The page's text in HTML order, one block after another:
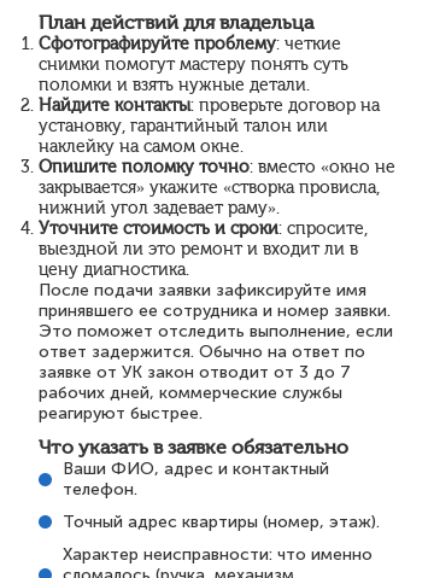
План действий для владельца
Сфотографируйте проблему: четкие
снимки помогут мастеру понять суть
поломки и взять нужные детали.
Найдите контакты: проверьте договор на
установку, гарантийный талон или
наклейку на самом окне.
Опишите поломку точно: вместо «окно не
закрывается» укажите «створка провисла,
нижний угол задевает раму».
Уточните стоимость и сроки: спросите,
выездной ли это ремонт и входит ли в
цену диагностика.
После подачи заявки зафиксируйте имя
принявшего ее сотрудника и номер заявки.
Это поможет отследить выполнение, если
ответ задержится. Обычно на ответ по
заявке от УК закон отводит от 3 до 7
рабочих дней, коммерческие службы
реагируют быстрее.
Что указать в заявке обязательно
Ваши ФИО, адрес и контактный
телефон.
Точный адрес квартиры (номер, этаж).
Характер неисправности: что именно